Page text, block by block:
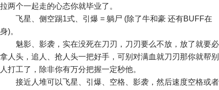
拉两个一起走的心态你就毕业了。
飞星、侧空踢1式、引爆 = 躺尸 (除了牛和豪 还有BUFF在
身)。
魅影、影袭，实在没死在刀刃，刀刃要么不放，放了就要必
拿人头，追人、抢人头一把好手，可别对满血就刀刃那你就帮别
人打工了，除非你有万分把握一定秒他。
接近人堆可以飞星、引爆、空格、影袭，然后速度空格或者